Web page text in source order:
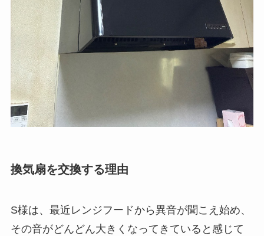
換気扇を交換する理由
S様は、最近レンジフードから異音が聞こえ始め、
その音がどんどん大きくなってきていると感じて